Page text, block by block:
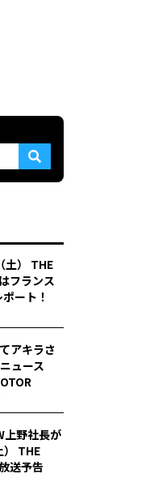
土） THE
フランス
ート！
アキラさ
ュース
上野社長が
THE
送予告